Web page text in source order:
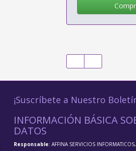
¡Suscríbete a Nuestro
INFORMACIÓN BÁSICA
DATOS
Responsable: AFFINA SERVICIOS INFORMATICOS,